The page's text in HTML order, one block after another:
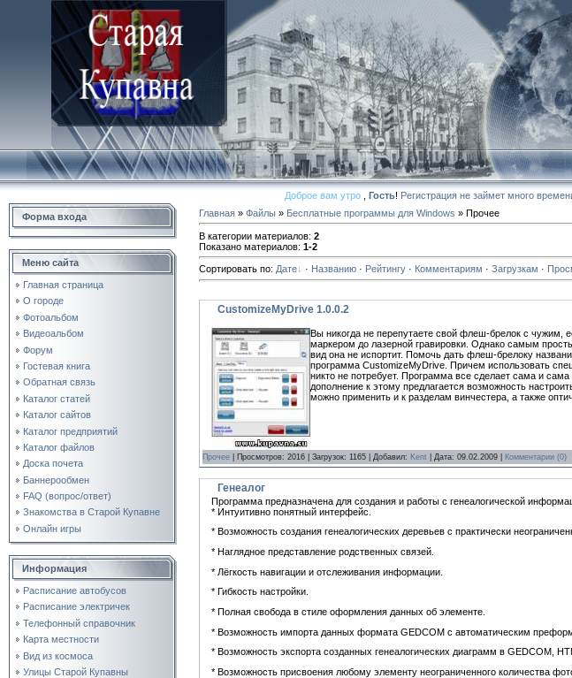
Доброе вам утро, Гость! Регистрация не займет много
Форма входа
Меню сайта
Главная страница
О городе
Фотоальбом
Видеоальбом
Форум
Гостевая книга
Обратная связь
Каталог статей
Каталог сайтов
Каталог предприятий
Каталог файлов
Доска почета
Баннерообмен
FAQ (вопрос/ответ)
Знакомства в Старой Купавне
Онлайн игры
Информация
Расписание автобусов
Расписание электричек
Телефонный справочник
Карта местности
Вид из космоса
Улицы Старой Купавны
Главная » Файлы » Бесплатные программы для Windows » Прочее
В категории материалов: 2
Показано материалов: 1-2
Сортировать по: Дате · Названию · Рейтингу · Комментариям · Загрузкам ·
CustomizeMyDrive 1.0.0.2
Вы никогда не перепутаете свой флеш-брелок с чужим,
маркером до лазерной гравировки. Однако самым
вид она не испортит. Помочь дать флеш-брелоку
программа CustomizeMyDrive. Причем использовать
никто не потребует. Программа все сделает сама и
дополнение к этому предлагается возможность
можно применить и к разделам винчестера, а также
Прочее | Просмотров: 2016 | Загрузок: 1165 | Добавил: Kent | Дата: 09.02.2009 Комментарии (0)
Генеалог
Программа предназначена для создания и работы с генеалогической
* Интуитивно понятный интерфейс.
* Возможность создания генеалогических деревьев с практически
* Наглядное представление родственных связей.
* Лёгкость навигации и отслеживания информации.
* Гибкость настройки.
* Полная свобода в стиле оформления данных об элементе.
* Возможность импорта данных формата GEDCOM с автоматическим
* Возможность экспорта созданных генеалогических диаграмм в GEDCOM,
* Возможность присвоения любому элементу неограниченного количества